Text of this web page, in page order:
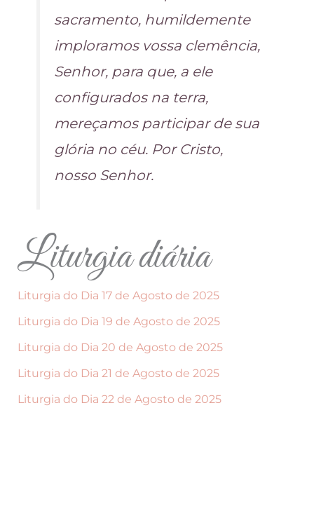
sacramento, humildemente
imploramos vossa clemência,
Senhor, para que, a ele
configurados na terra,
mereçamos participar de sua
glória no céu. Por Cristo,
nosso Senhor.
Liturgia diária
Liturgia do Dia 17 de Agosto de 2025
Liturgia do Dia 19 de Agosto de 2025
Liturgia do Dia 20 de Agosto de 2025
Liturgia do Dia 21 de Agosto de 2025
Liturgia do Dia 22 de Agosto de 2025